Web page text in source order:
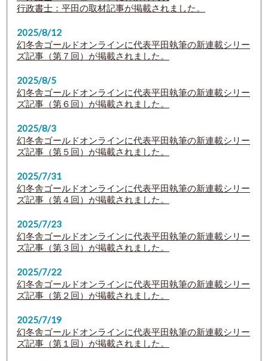
行政書士：平田の取材記事が掲載されました。
2025/8/12
幻冬舎ゴールドオンラインに代表平田執筆の新連載シリー
ズ記事（第７回）が掲載されました。
2025/8/5
幻冬舎ゴールドオンラインに代表平田執筆の新連載シリー
ズ記事（第６回）が掲載されました。
2025/8/3
幻冬舎ゴールドオンラインに代表平田執筆の新連載シリー
ズ記事（第５回）が掲載されました。
2025/7/31
幻冬舎ゴールドオンラインに代表平田執筆の新連載シリー
ズ記事（第４回）が掲載されました。
2025/7/23
幻冬舎ゴールドオンラインに代表平田執筆の新連載シリー
ズ記事（第３回）が掲載されました。
2025/7/22
幻冬舎ゴールドオンラインに代表平田執筆の新連載シリー
ズ記事（第２回）が掲載されました。
2025/7/19
幻冬舎ゴールドオンラインに代表平田執筆の新連載シリー
ズ記事（第１回）が掲載されました。